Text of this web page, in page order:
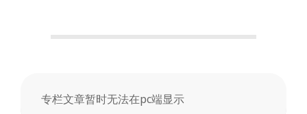
会
专栏文章暂时无法在pc端显示